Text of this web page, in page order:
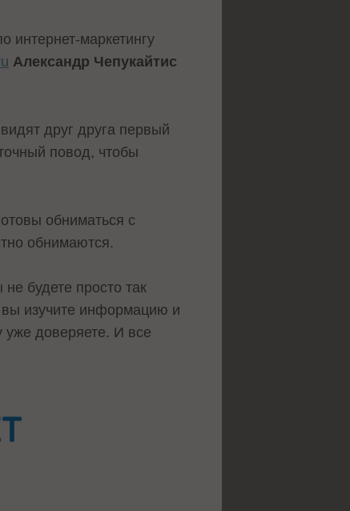
маркетингу
Александр Чепукайтис
друг друга первый
повод, чтобы
обниматься с
обнимаются.
будете просто так
изучите информацию и
уже доверяете. И все